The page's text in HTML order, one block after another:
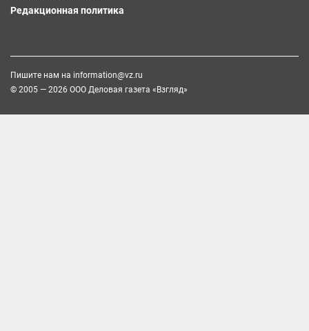
Редакционная политика
Пишите нам на information@vz.ru
© 2005 — 2026 ООО Деловая газета «Взгляд»